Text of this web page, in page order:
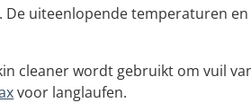
De uiteenlopende temperaturen
cleaner wordt gebruikt om vuil
voor langlaufen.